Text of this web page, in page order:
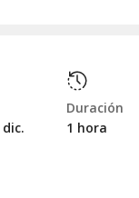
dic.
Duración
1 hora